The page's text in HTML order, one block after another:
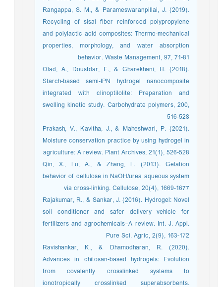
Rangappa, S. M., & Parameswaranpillai, J. (2019).
Recycling of sisal fiber reinforced polypropylene
and polylactic acid composites: Thermo-mechanical
properties, morphology, and water absorption
behavior. Waste Management, 97, 71-81
Olad, A., Doustdar, F., & Gharekhani, H. (2018).
Starch-based semi-IPN hydrogel nanocomposite
integrated with clinoptilolite: Preparation and
swelling kinetic study. Carbohydrate polymers, 200,
516-528
Prakash, V., Kavitha, J., & Maheshwari, P. (2021).
Moisture conservation practice by using hydrogel in
agriculture: A review. Plant Archives, 21(1), 526-528
Qin, X., Lu, A., & Zhang, L. (2013). Gelation
behavior of cellulose in NaOH/urea aqueous system
via cross-linking. Cellulose, 20(4), 1669-1677
Rajakumar, R., & Sankar, J. (2016). Hydrogel: Novel
soil conditioner and safer delivery vehicle for
fertilizers and agrochemicals–A review. Int. J. Appl.
Pure Sci. Agric, 2(9), 163-172
Ravishankar, K., & Dhamodharan, R. (2020).
Advances in chitosan-based hydrogels: Evolution
from covalently crosslinked systems to
ionotropically crosslinked superabsorbents.